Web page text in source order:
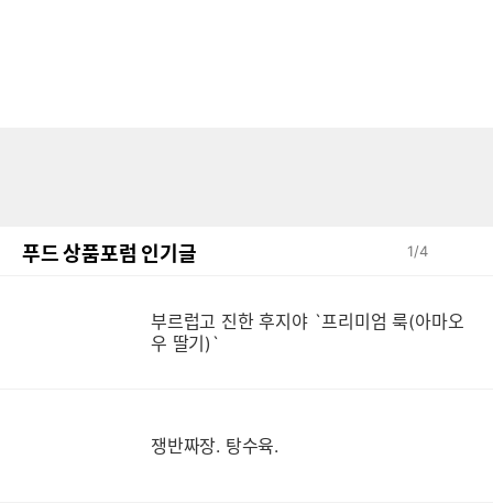
푸드 상품포럼 인기글 1/4
부르럽고 진한 후지야 `프리미엄 룩(아마오
우 딸기)`
쟁반짜장. 탕수육.